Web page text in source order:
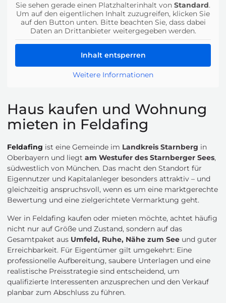
Sie sehen gerade einen Platzhalterinhalt von Standard.
Um auf den eigentlichen Inhalt zuzugreifen, klicken Sie
auf den Button unten. Bitte beachten Sie, dass dabei
Daten an Drittanbieter weitergegeben werden.
Inhalt entsperren
Weitere Informationen
Haus kaufen und Wohnung
mieten in Feldafing
Feldafing ist eine Gemeinde im Landkreis Starnberg in
Oberbayern und liegt am Westufer des Starnberger Sees,
südwestlich von München. Das macht den Standort für
Eigennutzer und Kapitalanleger besonders attraktiv – und
gleichzeitig anspruchsvoll, wenn es um eine marktgerechte
Bewertung und eine zielgerichtete Vermarktung geht.
Wer in Feldafing kaufen oder mieten möchte, achtet häufig
nicht nur auf Größe und Zustand, sondern auf das
Gesamtpaket aus Umfeld, Ruhe, Nähe zum See und guter
Erreichbarkeit. Für Eigentümer gilt umgekehrt: Eine
professionelle Aufbereitung, saubere Unterlagen und eine
realistische Preisstrategie sind entscheidend, um
qualifizierte Interessenten anzusprechen und den Verkauf
planbar zum Abschluss zu führen.